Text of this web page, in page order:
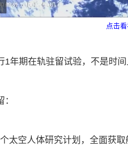
点击
1年期在轨驻留试验，不是时
太空人体研究计划，全面获